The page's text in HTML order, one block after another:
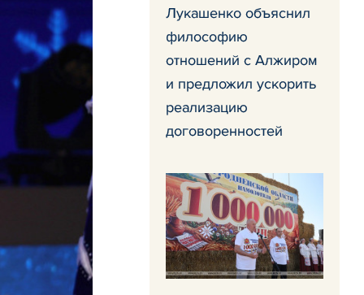
Лукашенко объяснил
философию
отношений с Алжиром
и предложил ускорить
реализацию
договоренностей